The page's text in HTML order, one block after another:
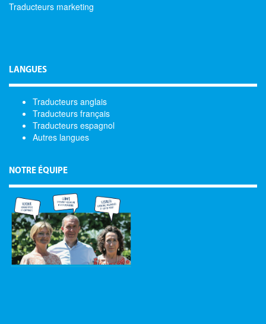
Traducteurs marketing
LANGUES
Traducteurs anglais
Traducteurs français
Traducteurs espagnol
Autres langues
NOTRE ÉQUIPE